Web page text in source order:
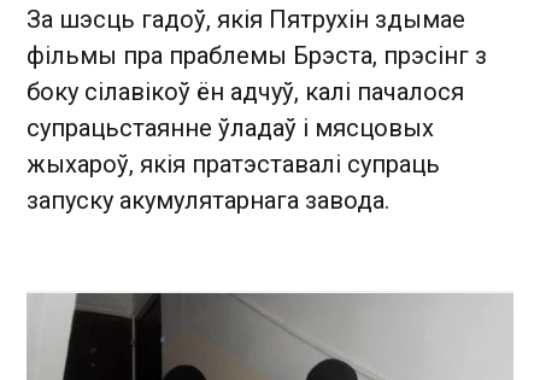
За шэсць гадоў, якія Пятрухін здымае
фільмы пра праблемы Брэста, прэсінг з
боку сілавікоў ён адчуў, калі пачалося
супрацьстаянне ўладаў і мясцовых
жыхароў, якія пратэставалі супраць
запуску акумулятарнага завода.